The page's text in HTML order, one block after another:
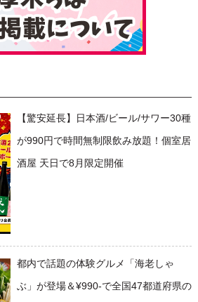
【驚安延長】日本酒/ビール/サワー30種
が990円で時間無制限飲み放題！個室居
酒屋 天日で8月限定開催
都内で話題の体験グルメ「海老しゃ
ぶ」が登場＆¥990-で全国47都道府県の